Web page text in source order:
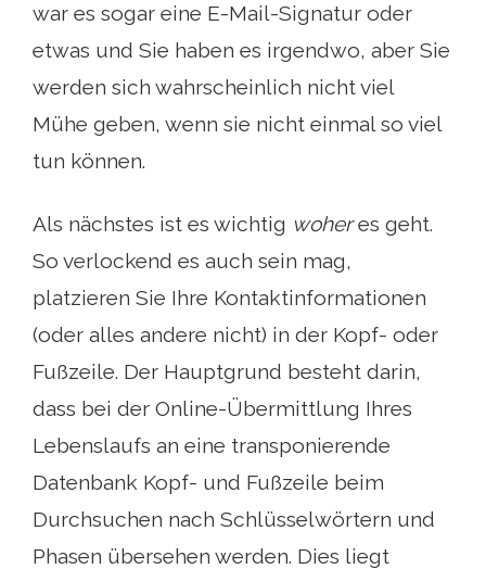
war es sogar eine E-Mail-Signatur oder
etwas und Sie haben es irgendwo, aber Sie
werden sich wahrscheinlich nicht viel
Mühe geben, wenn sie nicht einmal so viel
tun können.
Als nächstes ist es wichtig woheres geht.
So verlockend es auch sein mag,
platzieren Sie Ihre Kontaktinformationen
(oder alles andere nicht) in der Kopf- oder
Fußzeile. Der Hauptgrund besteht darin,
dass bei der Online-Übermittlung Ihres
Lebenslaufs an eine transponierende
Datenbank Kopf- und Fußzeile beim
Durchsuchen nach Schlüsselwörtern und
Phasen übersehen werden. Dies liegt